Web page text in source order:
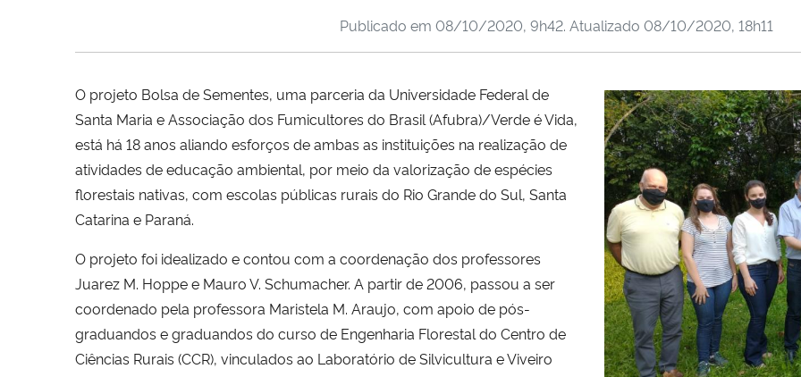
Publicado em 08/10/2020, 9h42. Atualizado 08/10/2020, 18h11
O projeto Bolsa de Sementes, uma parceria da Universidade Federal de
Santa Maria e Associação dos Fumicultores do Brasil (Afubra)/Verde é Vida,
está há 18 anos aliando esforços de ambas as instituições na realização de
atividades de educação ambiental, por meio da valorização de espécies
florestais nativas, com escolas públicas rurais do Rio Grande do Sul, Santa
Catarina e Paraná.
O projeto foi idealizado e contou com a coordenação dos professores
Juarez M. Hoppe e Mauro V. Schumacher. A partir de 2006, passou a ser
coordenado pela professora Maristela M. Araujo, com apoio de pós-
graduandos e graduandos do curso de Engenharia Florestal do Centro de
Ciências Rurais (CCR), vinculados ao Laboratório de Silvicultura e Viveiro